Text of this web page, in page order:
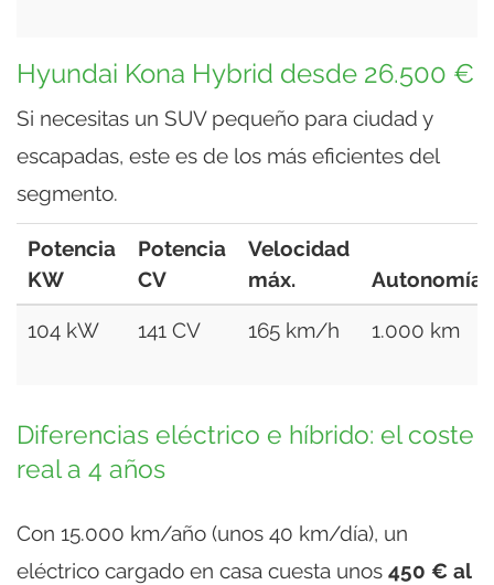
Hyundai Kona Hybrid desde 26.500 €
Si necesitas un SUV pequeño para ciudad y
escapadas, este es de los más eficientes del
segmento.
Potencia
KW
Potencia
CV
Velocidad
máx.
Autonomía
104 kW 141 CV 165 km/h 1.000 km
Diferencias eléctrico e híbrido: el coste
real a 4 años
Con 15.000 km/año (unos 40 km/día), un
eléctrico cargado en casa cuesta unos 450 € al